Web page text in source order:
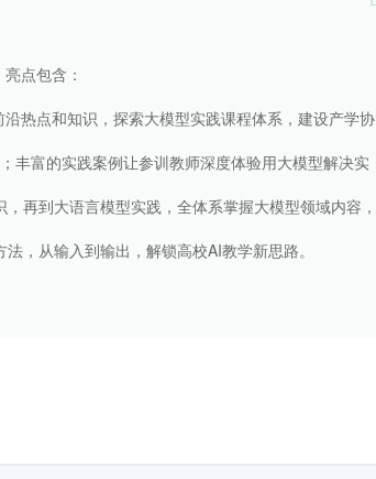
点包含：
热点和知识，探索大模型实践课程体系，建设产学协
富的实践案例让参训教师深度体验用大模型解决实
再到大语言模型实践，全体系掌握大模型领域内容，
，从输入到输出，解锁高校AI教学新思路。